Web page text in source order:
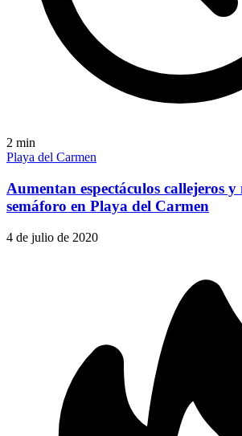
2 min
Playa del Carmen
Aumentan espectáculos callejeros y
semáforo en Playa del Carmen
4 de julio de 2020